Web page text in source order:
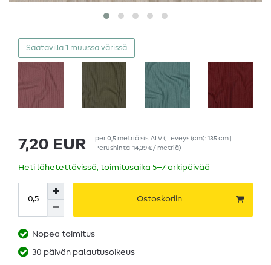
Saatavilla 1 muussa värissä
7,20 EUR per0,5 metriäsis. ALV( Leveys (cm): 135 cm |
Perushinta 14,39 € / metriä)
Heti lähetettävissä, toimitusaika 5–7 arkipäivää
Ostoskoriin
Nopea toimitus
30 päivän palautusoikeus